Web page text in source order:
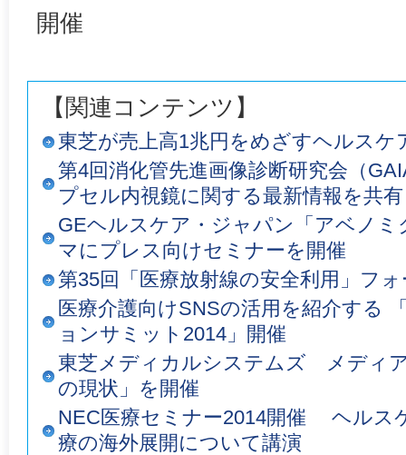
開催
【関連コンテンツ】
東芝が売上高1兆円をめざすヘルスケ
第4回消化管先進画像診断研究会（
プセル内視鏡に関する最新情報を共有
GEヘルスケア・ジャパン「アベノミ
マにプレス向けセミナーを開催
第35回「医療放射線の安全利用」フ
医療介護向けSNSの活用を紹介する
ョンサミット2014」開催
東芝メディカルシステムズ メディ
の現状」を開催
NEC医療セミナー2014開催 ヘルス
療の海外展開について講演